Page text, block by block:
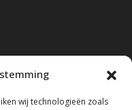
wij technologieën zoals